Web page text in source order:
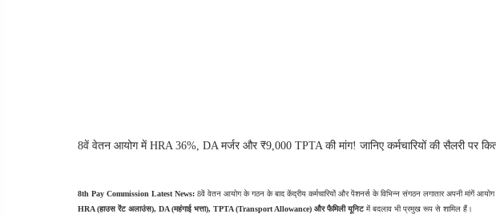
8वें वेतन आयोग में HRA 36%, DA मर्जर और ₹9,000 TPTA की मांग! जानिए कर्मचारियों की सैलरी पर
8th Pay Commission Latest News:
HRA (हाउस रेंट अलाउंस), DA (महंगाई भत्ता), TPTA (Transport Allowance) और फैमिली यूनिट में बदलाव भी प्रमुख रूप से शामिल हैं।